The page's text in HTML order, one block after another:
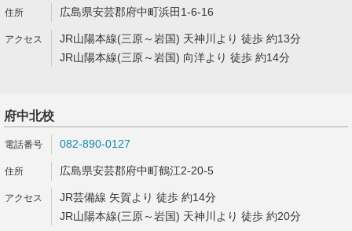
広島県安芸郡府中町浜田1-6-16
JR山陽本線(三原～岩国) 天神川より 徒歩 約13分
JR山陽本線(三原～岩国) 向洋より 徒歩 約14分
府中北校
082-890-0127
広島県安芸郡府中町鶴江2-20-5
JR芸備線 矢賀より 徒歩 約14分
JR山陽本線(三原～岩国) 天神川より 徒歩 約20分